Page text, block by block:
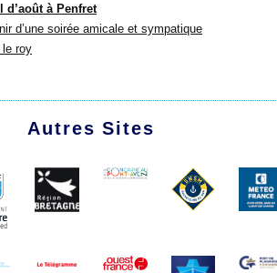
d’août à Penfret
d’une soirée amicale et sympatique
roy
Autres Sites